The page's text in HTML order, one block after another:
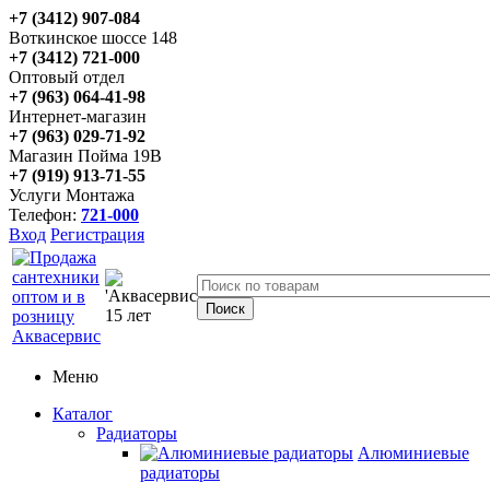
+7 (3412) 907-084
Воткинское шоссе 148
+7 (3412) 721-000
Оптовый отдел
+7 (963) 064-41-98
Интернет-магазин
+7 (963) 029-71-92
Магазин Пойма 19В
+7 (919) 913-71-55
Услуги Монтажа
Телефон: 721-000
Вход Регистрация
Меню
Каталог
Радиаторы
Алюминиевые
радиаторы